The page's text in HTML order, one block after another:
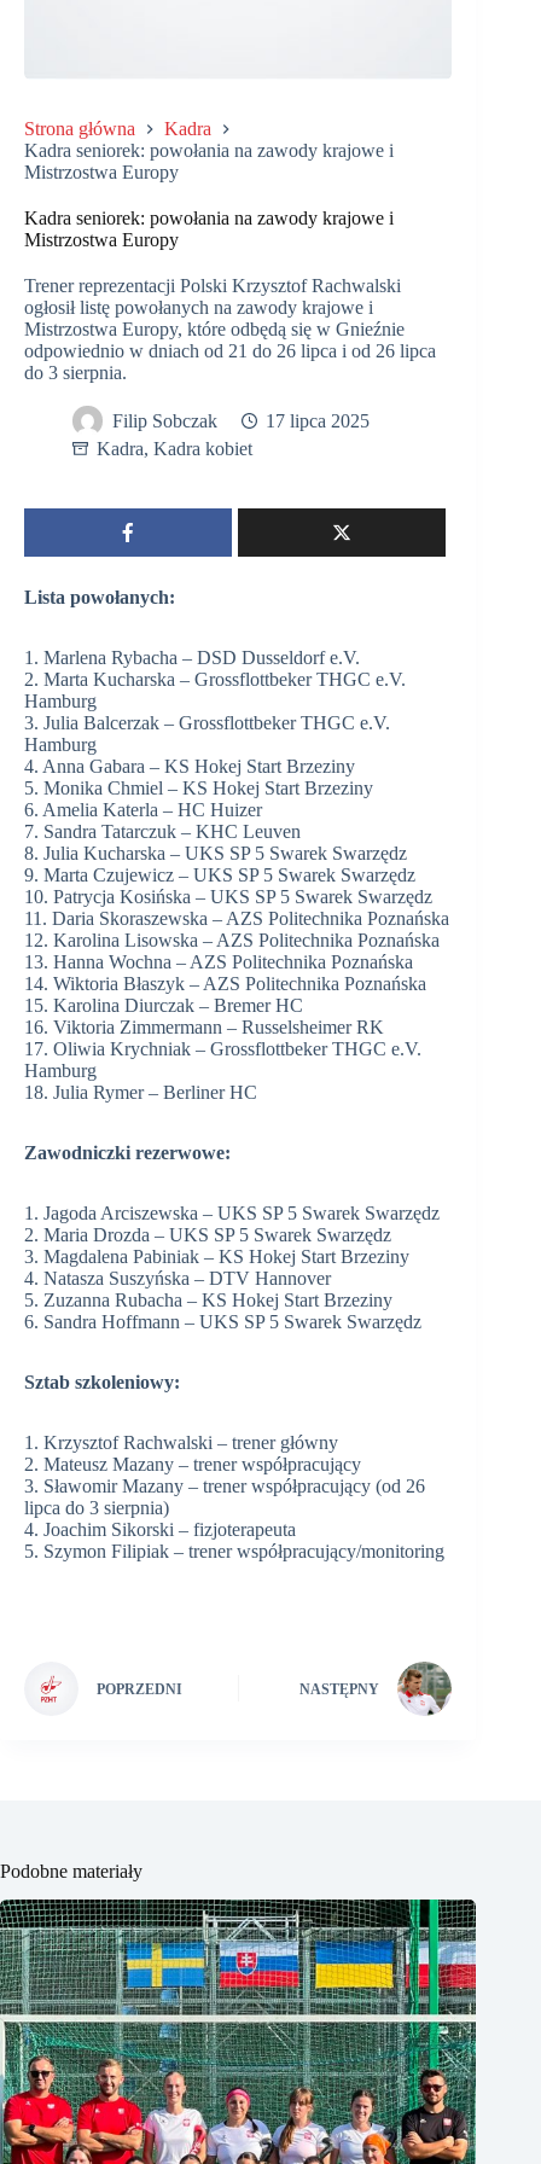
Strona główna
Kadra
Kadra seniorek: powołania na zawody krajowe i
Mistrzostwa Europy
Kadra seniorek: powołania na zawody krajowe i
Mistrzostwa Europy
Trener reprezentacji Polski Krzysztof Rachwalski
ogłosił listę powołanych na zawody krajowe i
Mistrzostwa Europy, które odbędą się w Gnieźnie
odpowiednio w dniach od 21 do 26 lipca i od 26 lipca
do 3 sierpnia.
Filip Sobczak
17 lipca 2025
Kadra, Kadra kobiet
Lista powołanych:
1. Marlena Rybacha – DSD Dusseldorf e.V.
2. Marta Kucharska – Grossflottbeker THGC e.V.
Hamburg
3. Julia Balcerzak – Grossflottbeker THGC e.V.
Hamburg
4. Anna Gabara – KS Hokej Start Brzeziny
5. Monika Chmiel – KS Hokej Start Brzeziny
6. Amelia Katerla – HC Huizer
7. Sandra Tatarczuk – KHC Leuven
8. Julia Kucharska – UKS SP 5 Swarek Swarzędz
9. Marta Czujewicz – UKS SP 5 Swarek Swarzędz
10. Patrycja Kosińska – UKS SP 5 Swarek Swarzędz
11. Daria Skoraszewska – AZS Politechnika Poznańska
12. Karolina Lisowska – AZS Politechnika Poznańska
13. Hanna Wochna – AZS Politechnika Poznańska
14. Wiktoria Błaszyk – AZS Politechnika Poznańska
15. Karolina Diurczak – Bremer HC
16. Viktoria Zimmermann – Russelsheimer RK
17. Oliwia Krychniak – Grossflottbeker THGC e.V.
Hamburg
18. Julia Rymer – Berliner HC
Zawodniczki rezerwowe:
1. Jagoda Arciszewska – UKS SP 5 Swarek Swarzędz
2. Maria Drozda – UKS SP 5 Swarek Swarzędz
3. Magdalena Pabiniak – KS Hokej Start Brzeziny
4. Natasza Suszyńska – DTV Hannover
5. Zuzanna Rubacha – KS Hokej Start Brzeziny
6. Sandra Hoffmann – UKS SP 5 Swarek Swarzędz
Sztab szkoleniowy:
1. Krzysztof Rachwalski – trener główny
2. Mateusz Mazany – trener współpracujący
3. Sławomir Mazany – trener współpracujący (od 26
lipca do 3 sierpnia)
4. Joachim Sikorski – fizjoterapeuta
5. Szymon Filipiak – trener współpracujący/monitoring
POPRZEDNI NASTĘPNY
Podobne materiały